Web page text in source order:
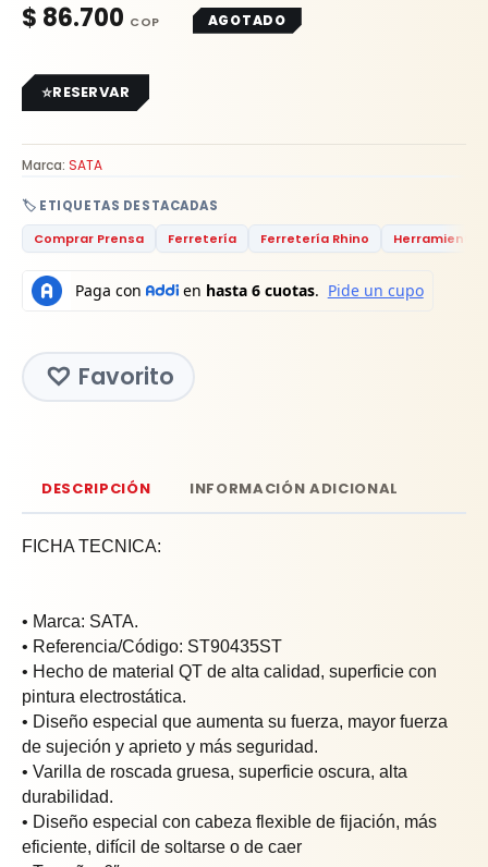
$ 86.700 AGOTADO
🏷️ ETIQUETAS DESTACADAS
Comprar Prensa
Ferretería Ferretería Rhino Herramientas
Marca: SATA
RESERVAR
Favorito
DESCRIPCIÓN INFORMACIÓN ADICIONAL
FICHA TECNICA:
• Marca: SATA.
• Referencia/Código: ST90435ST
• Hecho de material QT de alta calidad, superficie con
pintura electrostática.
• Diseño especial que aumenta su fuerza, mayor fuerza
de sujeción y aprieto y más seguridad.
• Varilla de roscada gruesa, superficie oscura, alta
durabilidad.
• Diseño especial con cabeza flexible de fijación, más
eficiente, difícil de soltarse o de caer